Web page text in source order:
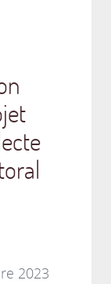
2023